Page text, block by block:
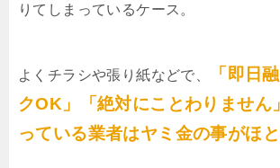
りてしまっているケース。
よくチラシや張り紙などで、
「即日
クOK」「絶対にことわりません
っている業者はヤミ金の事がほと